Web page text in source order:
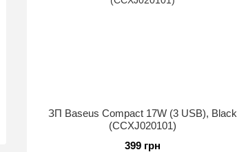
ЗП Baseus Compact 17W (3 USB), Black
(CCXJ020101)
399 грн